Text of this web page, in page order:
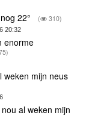
22° ( 310)
20:32
enorme
weken mijn neus
al weken mijn